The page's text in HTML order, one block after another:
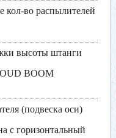
кол-во распылителей
высоты штанги
BOOM
(подвеска оси)
с горизонтальный